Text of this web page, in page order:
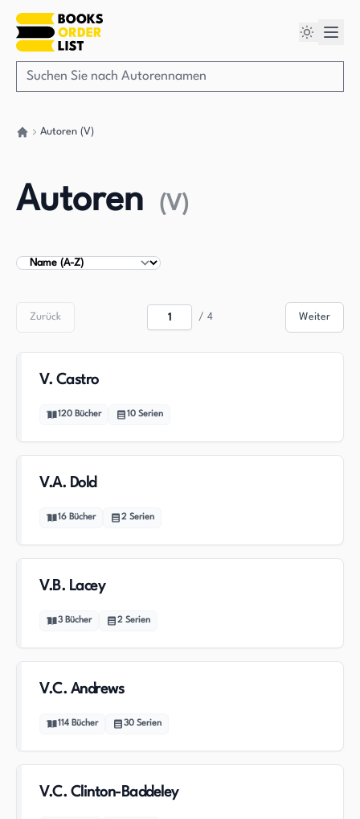
Autoren (V)
Autoren (V)
Autoren sortieren
Zurück / 4 Weiter
V. Castro
120 Bücher 10 Serien
V.A. Dold
16 Bücher 2 Serien
V.B. Lacey
3 Bücher 2 Serien
V.C. Andrews
114 Bücher 30 Serien
V.C. Clinton-Baddeley